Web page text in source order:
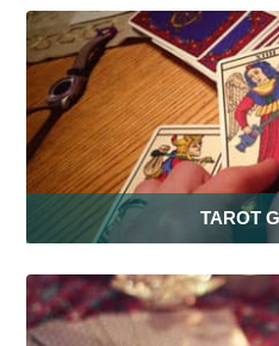
TAROT